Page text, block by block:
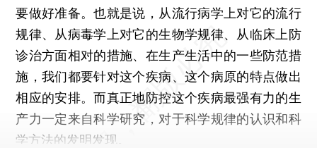
要做好准备。也就是说，从流行病学上对它的流行
规律、从病毒学上对它的生物学规律、从临床上防
诊治方面相对的措施、在生产生活中的一些防范措
施，我们都要针对这个疾病、这个病原的特点做出
相应的安排。而真正地防控这个疾病最强有力的生
产力一定来自科学研究，对于科学规律的认识和科
学方法的发明发现。